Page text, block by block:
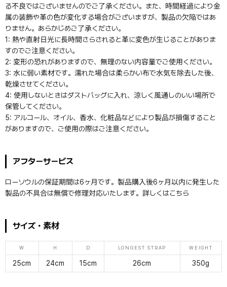
る不良ではございませんのでご了承ください。また、時間経過により金
属の装飾や革の色が変化する場合がございますが、製品の欠陥ではあ
りません。あらかじめご了承ください。
1: 熱や直射日光に長時間さらされると革に変色が生じることがありま
すのでご注意ください。
2: 変形の恐れがありますので、無理のない内容量でご使用ください。
3: 水に弱い素材です。濡れた場合は柔らかい布で水気を除去した後、
乾燥させてください。
4: 使用しないときはダストバッグに入れ、涼しく風通しのいい場所で
保管してください。
5: アルコール、オイル、香水、化粧品などにより製品が損傷すること
がありますので、ご使用の際はご注意ください。
アフターサービス
ローソウルの保証期間は6ヶ月です。製品購入後6ヶ月以内に発生した
製品の不具合は無償で修理対応いたします。詳しくはこちら
サイズ・素材
W H D LONGEST STRAP WEIGHT
25cm 24cm 15cm 26cm 350g